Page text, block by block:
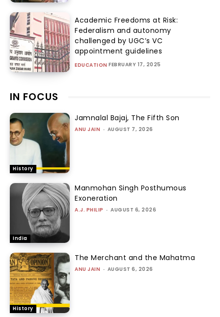
Academic Freedoms at Risk:
Federalism and autonomy
challenged by UGC’s VC
appointment guidelines
EDUCATION FEBRUARY 17, 2025
IN FOCUS
History
Jamnalal Bajaj, The Fifth Son
ANU JAIN - AUGUST 7, 2026
India
Manmohan Singh Posthumous
Exoneration
A.J. PHILIP - AUGUST 6, 2026
History
The Merchant and the Mahatma
ANU JAIN - AUGUST 6, 2026